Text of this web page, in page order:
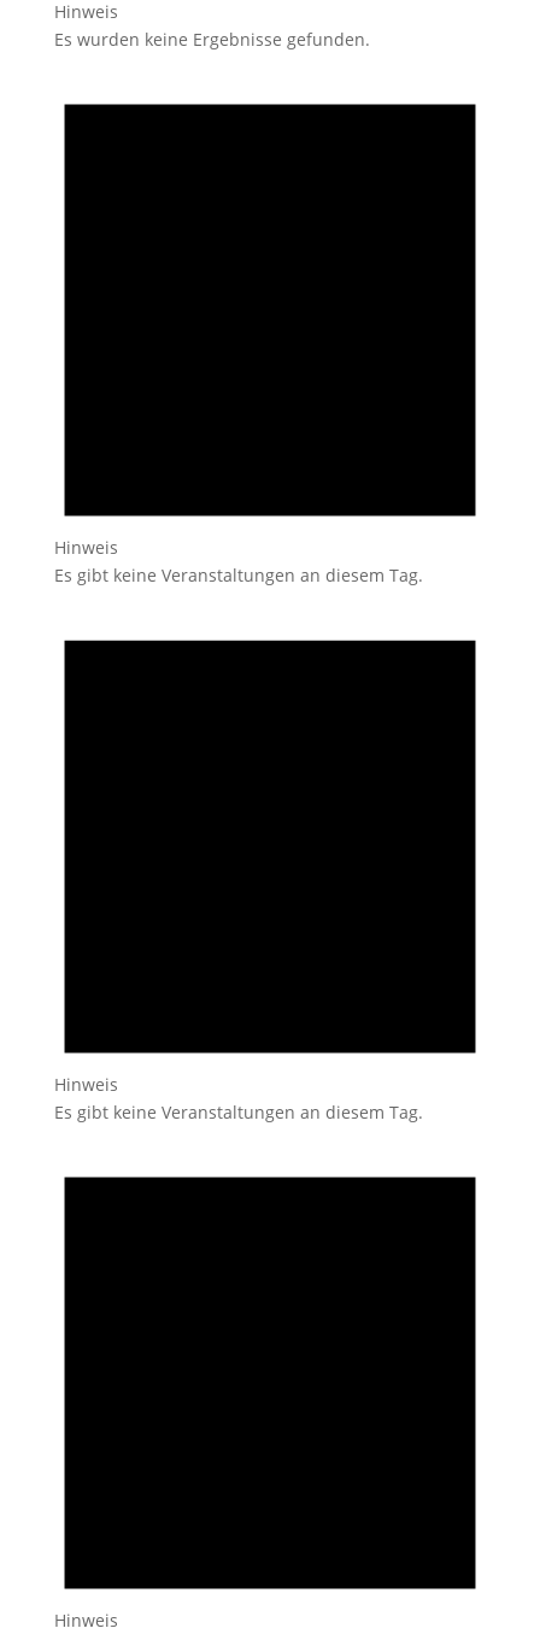
Hinweis
Es wurden keine Ergebnisse gefunden.
Hinweis
Es gibt keine Veranstaltungen an diesem Tag.
Hinweis
Es gibt keine Veranstaltungen an diesem Tag.
Hinweis